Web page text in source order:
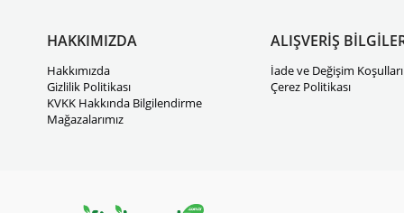
HAKKIMIZDA
Hakkımızda
Gizlilik Politikası
KVKK Hakkında Bilgilendirme
Mağazalarımız
ALIŞVERİŞ
İade ve Değişim Koşulları
Çerez Politikası